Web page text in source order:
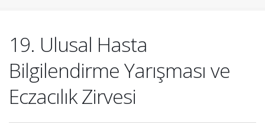
19. Ulusal Hasta
Bilgilendirme Yarışması ve
Eczacılık Zirvesi